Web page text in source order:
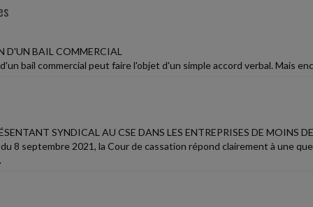
D'UN BAIL COMMERCIAL
bail commercial peut faire l'objet d'un simple accord verbal. Mais
SYNDICAL AU CSE DANS LES ENTREPRISES DE MOINS
8 septembre 2021, la Cour de cassation répond clairement à une